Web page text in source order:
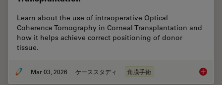
Learn about the use of intraoperative Optical
Coherence Tomography in Corneal Transplantation and
how it helps achieve correct positioning of donor
tissue.
Mar 03, 2026 ケーススタディ 角膜手術